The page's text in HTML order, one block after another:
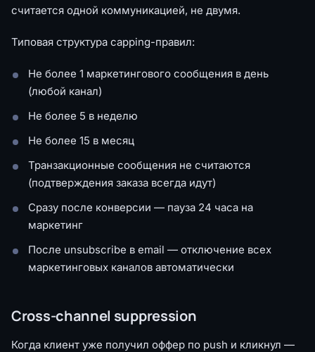
считается одной коммуникацией, не двумя.
Типовая структура capping-правил:
Не более 1 маркетингового сообщения в день
(любой канал)
Не более 5 в неделю
Не более 15 в месяц
Транзакционные сообщения не считаются
(подтверждения заказа всегда идут)
Сразу после конверсии — пауза 24 часа на
маркетинг
После unsubscribe в email — отключение всех
маркетинговых каналов автоматически
Cross-channel suppression
Когда клиент уже получил оффер по push и кликнул —